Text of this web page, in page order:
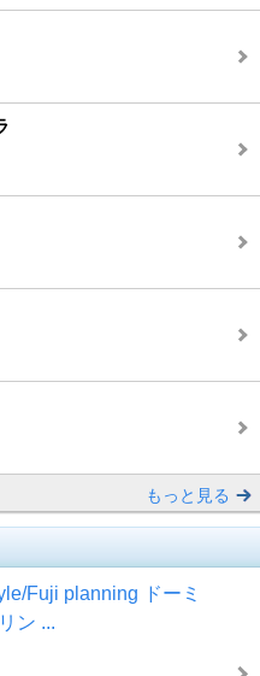
もっと見る
Fuji planning ドーミ
ン ...